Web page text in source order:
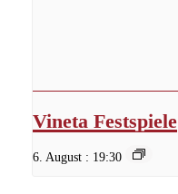
Vineta Festspiele
6. August : 19:30